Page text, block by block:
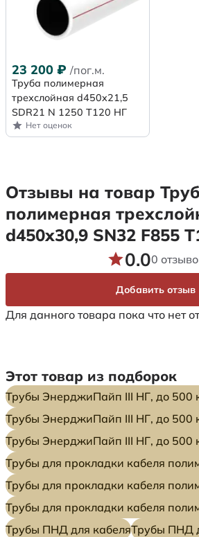
23 200 ₽ /пог.м.
Труба полимерная
трехслойная d450x21,5
SDR21 N 1250 Т120 НГ
Нет оценок
Отзывы на товар
полимерная
d450х30,9 SN32 F855
Для данного товара пока что нет
0.00
Добавить отзыв
Этот товар из подборок
Трубы ЭнерджиПайп III НГ, до 500
Трубы ЭнерджиПайп III НГ, до 500
Трубы ЭнерджиПайп III НГ, до 500
Трубы для прокладки кабеля
Трубы для прокладки кабеля
Трубы для прокладки кабеля
Трубы ПНД для кабеляТрубы ПНД